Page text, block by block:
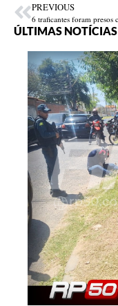
PREVIOUS
ÚLTIMAS NOTÍCIAS